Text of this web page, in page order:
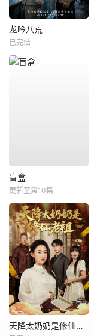
龙吟八荒
已完结
盲盒
更新至第10集
天降太奶奶是修仙老祖